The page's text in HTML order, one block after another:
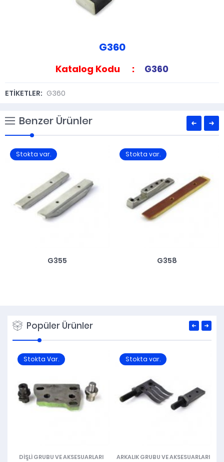
G360
Katalog Kodu : G360
ETİKETLER: G360
Benzer Ürünler
Stokta var.
G355
Stokta var.
G358
Popüler Ürünler
Stokta Var.
DIŞLI GRUBU VE AKSESUARLARI
Stokta var.
ARKALIK GRUBU VE AKSESUARLARI